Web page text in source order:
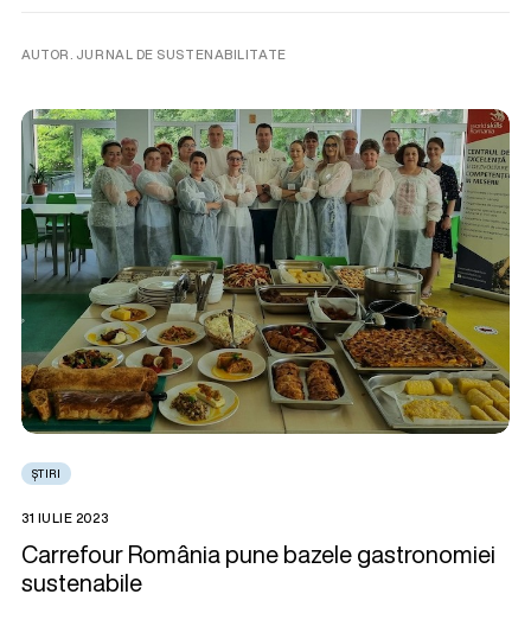
AUTOR. JURNAL DE SUSTENABILITATE
ȘTIRI
31 IULIE 2023
Carrefour România pune bazele gastronomiei
sustenabile